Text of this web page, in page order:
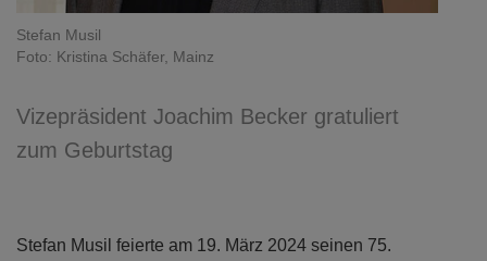
Stefan Musil
Foto: Kristina Schäfer, Mainz
Vizepräsident Joachim Becker gratuliert
zum Geburtstag
Stefan Musil feierte am 19. März 2024 seinen 75.